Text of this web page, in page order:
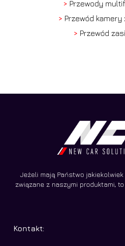
> Przewody
> Przewód kamery
> Przewód
Jeżeli mają Państwo
związane z naszymi produktami,
Kontakt: